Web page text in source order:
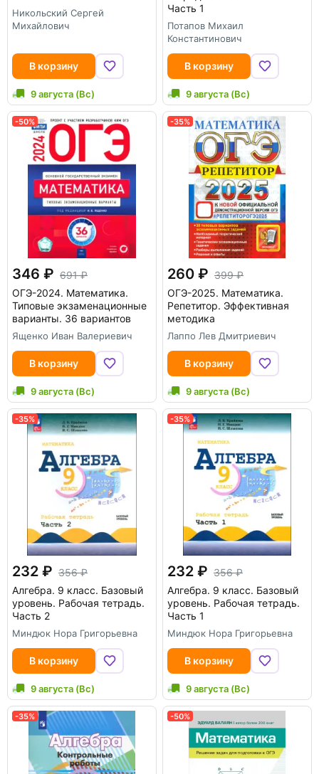
Никольский Сергей
Михайлович
В корзину
9 августа (Вс)
Часть 1
Потапов Михаил
Константинович
В корзину
9 августа (Вс)
-50%
346
691
ОГЭ-2024. Математика.
Типовые экзаменационные
варианты. 36 вариантов
Ященко Иван Валериевич
В корзину
9 августа (Вс)
-35%
260
399
ОГЭ-2025. Математика.
Репетитор. Эффективная
методика
Лаппо Лев Дмитриевич
В корзину
9 августа (Вс)
-35%
232
356
Алгебра. 9 класс. Базовый
уровень. Рабочая тетрадь.
Часть 2
Миндюк Нора Григорьевна
В корзину
9 августа (Вс)
-35%
232
356
Алгебра. 9 класс. Базовый
уровень. Рабочая тетрадь.
Часть 1
Миндюк Нора Григорьевна
В корзину
9 августа (Вс)
-35% -50%